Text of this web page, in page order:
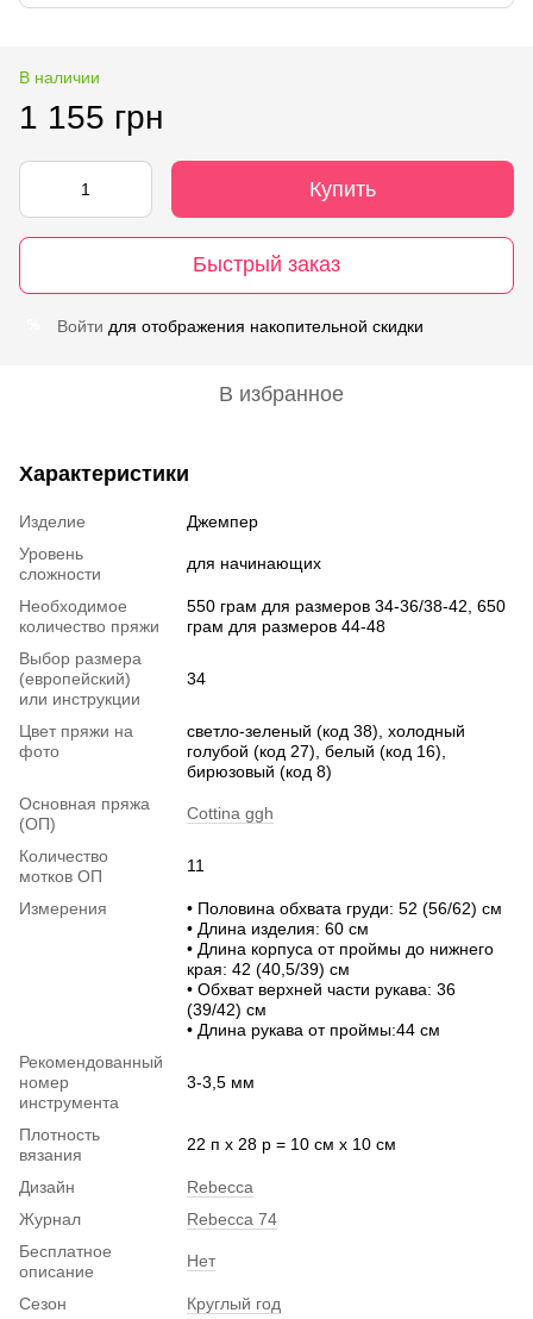
В наличии
1 155 грн
Купить
Быстрый заказ
Войти для отображения накопительной скидки
В избранное
Характеристики
Изделие
Джемпер
Уровень
сложности
для начинающих
Необходимое
количество пряжи
550 грам для размеров 34-36/38-42, 650
грам для размеров 44-48
Выбор размера
(европейский)
или инструкции
34
Цвет пряжи на
фото
светло-зеленый (код 38), холодный
голубой (код 27), белый (код 16),
бирюзовый (код 8)
Основная пряжа
(ОП)
Cottina ggh
Количество
мотков ОП
11
Измерения
• Половина обхвата груди: 52 (56/62) см
• Длина изделия: 60 см
• Длина корпуса от проймы до нижнего
края: 42 (40,5/39) см
• Обхват верхней части рукава: 36
(39/42) см
• Длина рукава от проймы:44 см
Рекомендованный
номер
инструмента
3-3,5 мм
Плотность
вязания
22 п х 28 р = 10 см х 10 см
Дизайн
Rebecca
Журнал
Rebecca 74
Бесплатное
описание
Нет
Сезон Круглый год